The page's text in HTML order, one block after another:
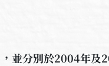
並分別於2004年及